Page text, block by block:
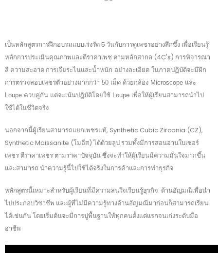
เป็นหลักสูตรการฝึกอบรมแบบเร่งรัด 5 วันกับการดูเพชรอย่างลึกซึ้ง เพื่อเรียนรู้
หลักการประเมินคุณภาพและตีราคาเพช ตามหลักสากล (4C's) การพิจารณา
สี ความสะอาด การเจียระไนและน้ำหนัก อย่างละเอียด ในภาคปฏิบัติจะมีฝึก
การตรวจสอบเพชรตัวอย่างมากกว่า 50 เม็ด ด้วยกล้อง Microscope และ
Loupe ควบคู่กัน แต่จะเน้นปฎิบัติโดยใช้ Loupe เพื่อให้ผู้เรียนสามารถนำไป
ใช้ได้ในชีวิตจริง
นอกจากนี้ผู้เรียนสามารถแยกเพชรแท้, Synthetic Cubic Zirconia (CZ),
Synthetic Moissanite (โมอีส) ได้ด้วยลูป รวมทั้งมีการสอนอ่านใบเซอร์
เพชร ตีราคาเพชร ตามราคาปัจจุบัน ซึ่งจะทำให้ผู้เรียนมีความมั่นใจมากขึ้น
และสามารถ นำความรู้นี้ไปใช้ได้จริงในการค้าและการทำธุรกิจ
หลักสูตรนี้เหมาะสำหรับผู้เรียนที่มีความสนใจเรียนรู้ธุรกิจ ด้านอัญมณีเพื่อนำ
ไปประกอบวิชาชีพ และผู้ที่ไม่มีความรู้ทางด้านอัญมณีมาก่อนก็สามารถเรียน
ได้เช่นกัน โดยเริ่มต้นจะมีการปูพื้นฐานให้ทุกคนตั้งแต่แรกจนเก่งระดับมือ
อาชีพ